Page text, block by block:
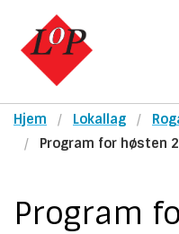
Hjem Lokallag
Program for høsten
Program